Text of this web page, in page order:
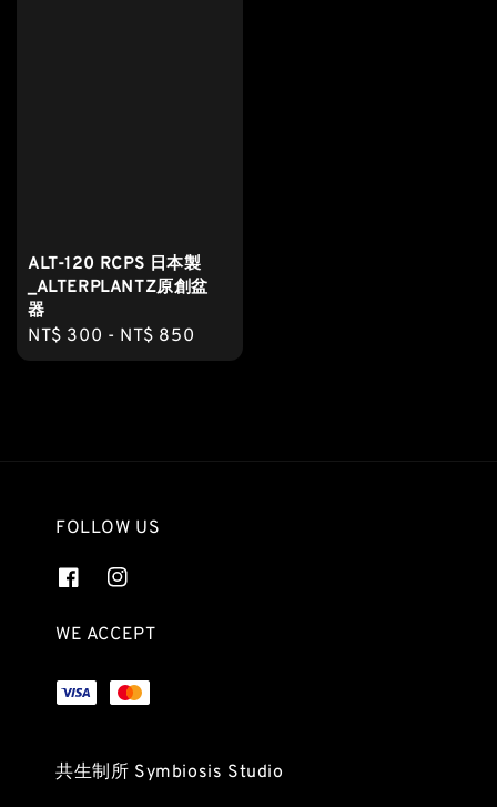
ALT-120 RCPS 日本製
_ALTERPLANTZ原創盆
器
Regular
price
NT$ 300 - NT$ 850
FOLLOW US
WE ACCEPT
共生制所 Symbiosis Studio